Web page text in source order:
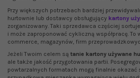
Przy większych potrzebach bardziej
hurtownie lub dostawcy obsługujący kartony
zorganizowany. Taki sprzedawca częściej
i może zaproponować cykliczną współpracę. To
commerce, magazynów, firm
Jeżeli Twoim celem są tanie kartony używane
ale także jakość przygotowania partii.
powtarzalnych formatach mogą finalnie okazać